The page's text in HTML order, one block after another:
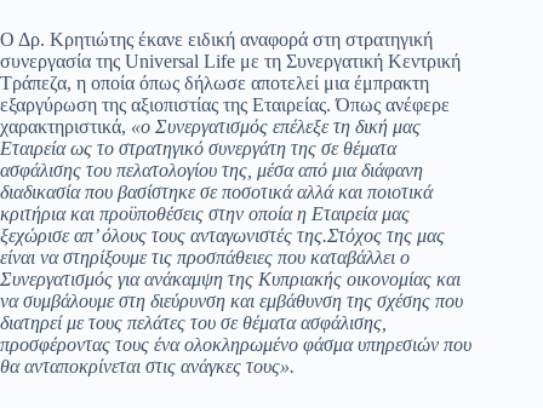
Ο Δρ. Κρητιώτης έκανε ειδική αναφορά στη στρατηγική
συνεργασία της Universal Life με τη Συνεργατική Κεντρική
Τράπεζα, η οποία όπως δήλωσε αποτελεί μια έμπρακτη
εξαργύρωση της αξιοπιστίας της Εταιρείας. Όπως ανέφερε
χαρακτηριστικά, «ο Συνεργατισμός επέλεξε τη δική μας
Εταιρεία ως το στρατηγικό συνεργάτη της σε θέματα
ασφάλισης του πελατολογίου της, μέσα από μια διάφανη
διαδικασία που βασίστηκε σε ποσοτικά αλλά και ποιοτικά
κριτήρια και προϋποθέσεις στην οποία η Εταιρεία μας
ξεχώρισε απ’ όλους τους ανταγωνιστές της.Στόχος της μας
είναι να στηρίξουμε τις προσπάθειες που καταβάλλει ο
Συνεργατισμός για ανάκαμψη της Κυπριακής οικονομίας και
να συμβάλουμε στη διεύρυνση και εμβάθυνση της σχέσης που
διατηρεί με τους πελάτες του σε θέματα ασφάλισης,
προσφέροντας τους ένα ολοκληρωμένο φάσμα υπηρεσιών που
θα ανταποκρίνεται στις ανάγκες τους».